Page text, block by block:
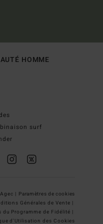
HOMME
surf
| Paramètres de cookies
Générales de Vente |
du Programme de Fidélité |
d'Utilisation des Cookies